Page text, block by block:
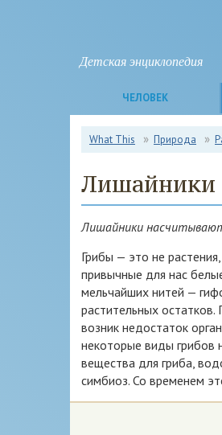
Детская энциклопедия
ЧЕЛОВЕК
What This Природа
Лишайники
Лишайники насчитывают
Грибы — это не
привычные для нас
мельчайших нитей —
растительных
возник недостаток
некоторые виды грибов
вещества для гриба,
симбиоз. Со временем